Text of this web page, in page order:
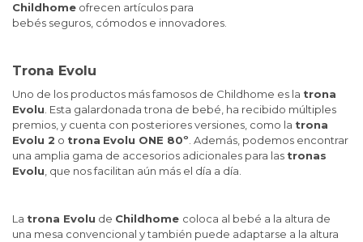
Childhome ofrecen artículos para
bebés seguros, cómodos e innovadores.
Trona Evolu
Uno de los productos más famosos de Childhome es la trona
Evolu. Esta galardonada trona de bebé, ha recibido múltiples
premios, y cuenta con posteriores versiones, como la trona
Evolu 2 o trona Evolu ONE 80º. Además, podemos encontrar
una amplia gama de accesorios adicionales para las tronas
Evolu, que nos facilitan aún más el día a día.
La trona Evolu de Childhome coloca al bebé a la altura de
una mesa convencional y también puede adaptarse a la altura